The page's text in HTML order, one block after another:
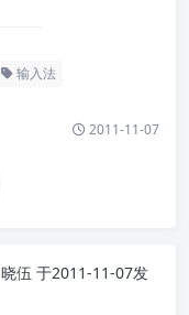
输入法
2011-11-07
晓伍 于2011-11-07发